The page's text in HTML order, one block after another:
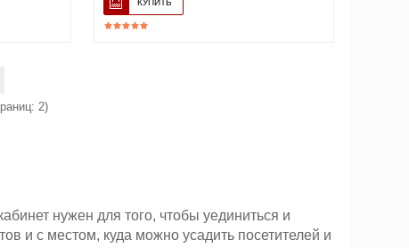
2)
нужен для того, чтобы уединиться и
и с местом, куда можно усадить посетителей и